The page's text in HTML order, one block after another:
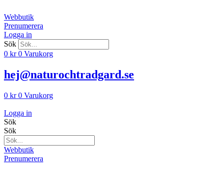
till
innehåll
Webbutik
Prenumerera
Logga in
Sök
0 kr 0 Varukorg
hej@naturochtradgard.se
0 kr 0 Varukorg
Logga in
Sök
Sök
Webbutik
Prenumerera